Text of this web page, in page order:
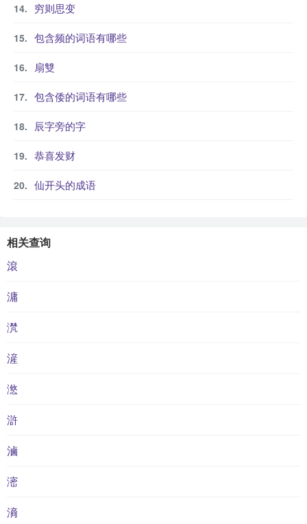
穷则思变
包含频的词语有哪些
扇雙
包含倭的词语有哪些
辰字旁的字
恭喜发财
仙开头的成语
相关查询
滾
滽
滼
滻
滺
滸
滷
滵
滳